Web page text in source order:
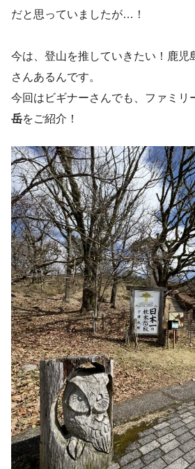
だと思っていましたが…！
今は、登山を推していきたい！鹿児
さんあるんです。
今回はビギナーさんでも、ファミリ
岳をご紹介！